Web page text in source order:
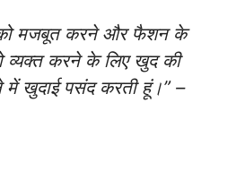
मजबूत करने और फैशन के
व्यक्त करने के लिए खुद की
में खुदाई पसंद करती हूं।” –